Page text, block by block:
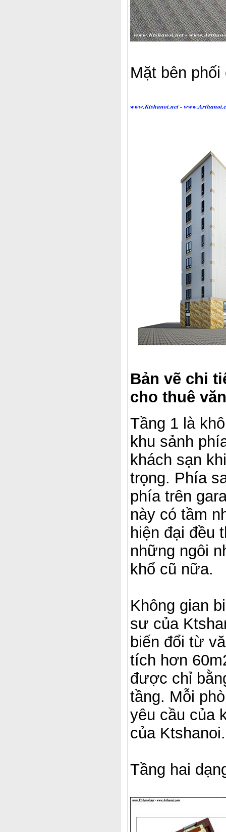
Mặt bên
Bản vẽ chi
cho thuê
Tầng 1 là
khu sảnh
khách sạn
trọng. Phía
phía trên
này có tầm
hiện đại đều
những ngôi
khổ cũ nữa.
Không gian
sư của
biến đổi từ
tích hơn
được chỉ
tầng. Mỗi
yêu cầu của
của Ktshanoi.
Tầng hai